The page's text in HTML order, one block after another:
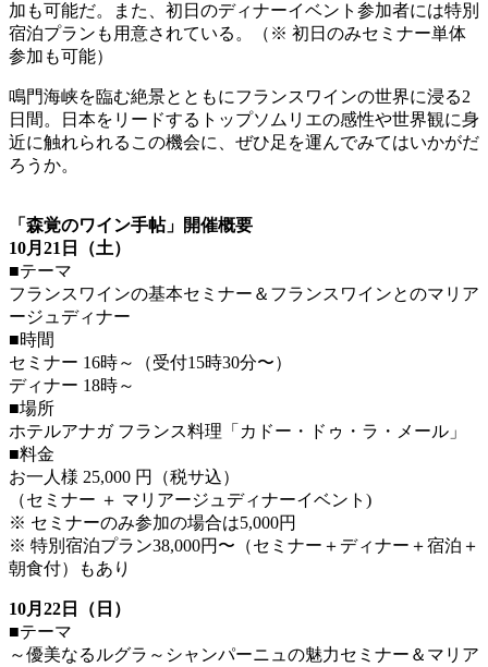
加も可能だ。また、初日のディナーイベント参加者には特別
宿泊プランも用意されている。（※ 初日のみセミナー単体
参加も可能）
鳴門海峡を臨む絶景とともにフランスワインの世界に浸る2
日間。日本をリードするトップソムリエの感性や世界観に身
近に触れられるこの機会に、ぜひ足を運んでみてはいかがだ
ろうか。
「森覚のワイン手帖」開催概要
10月21日（土）
■テーマ
フランスワインの基本セミナー＆フランスワインとのマリア
ージュディナー
■時間
セミナー 16時～（受付15時30分〜）
ディナー 18時～
■場所
ホテルアナガ フランス料理「カドー・ドゥ・ラ・メール」
■料金
お一人様 25,000 円（税サ込）
（セミナー ＋ マリアージュディナーイベント)
※ セミナーのみ参加の場合は5,000円
※ 特別宿泊プラン38,000円〜（セミナー＋ディナー＋宿泊＋
朝食付）もあり
10月22日（日）
■テーマ
～優美なるルグラ～シャンパーニュの魅力セミナー＆マリア